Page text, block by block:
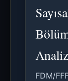
FDM/